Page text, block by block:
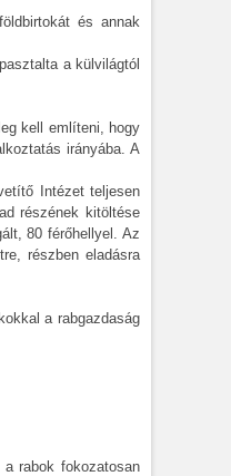
és annak
a külvilágtól
kell említeni, hogy
irányába. A
Intézet teljesen
részének kitöltése
80 férőhellyel. Az
részben eladásra
a rabgazdaság
rabok fokozatosan